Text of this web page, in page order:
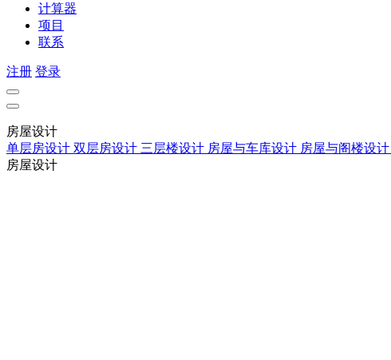
计算器
项目
联系
注册 登录
房屋设计
单层房设计 双层房设计 三层楼设计 房屋与车库设计 房屋与阁楼设计
房屋设计